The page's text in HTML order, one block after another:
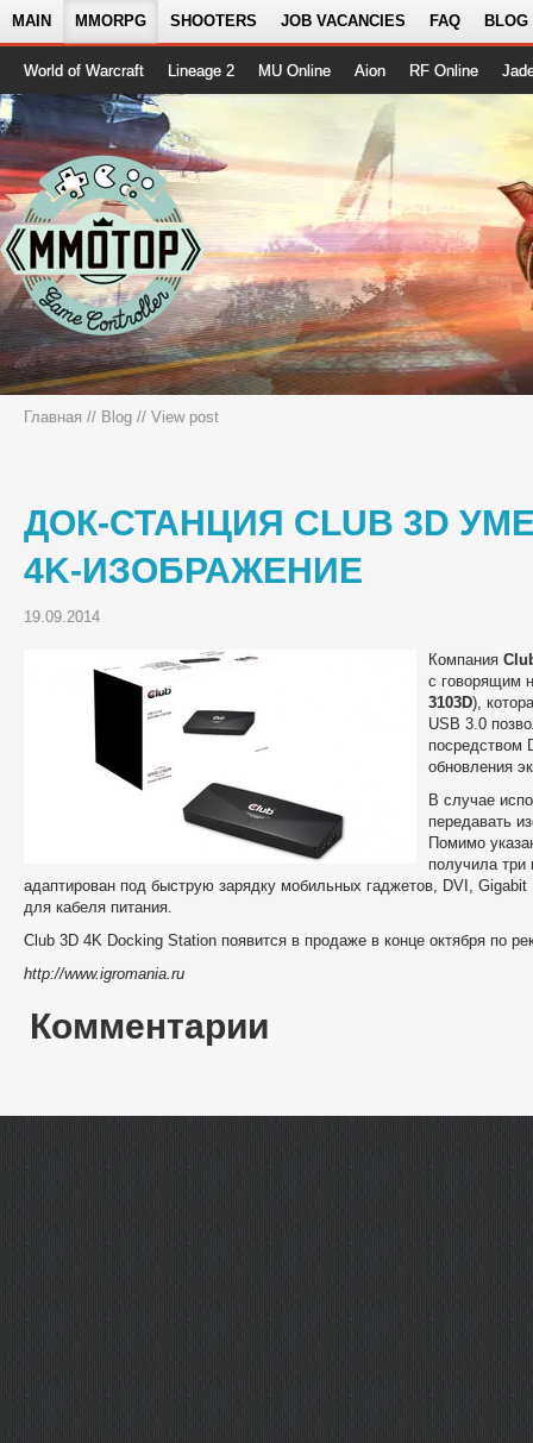
MAIN MMORPG SHOOTERS JOB VACANCIES FAQ BLOG
World of Warcraft Lineage 2 MU Online Aion RF Online
Главная // Blog // View post
ДОК-СТАНЦИЯ CLUB 3D
4K-ИЗОБРАЖЕНИЕ
19.09.2014
Компания
с говорящим
3103D),
USB 3.0
посредством
обновления
В случае
передавать
Помимо
получила три
адаптирован под быструю зарядку мобильных гаджетов, DVI,
для кабеля питания.
Club 3D 4K Docking Station появится в продаже в конце октября по
http://www.igromania.ru
Комментарии